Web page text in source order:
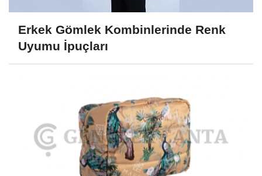
Erkek Gömlek Kombinlerinde Renk
Uyumu İpuçları